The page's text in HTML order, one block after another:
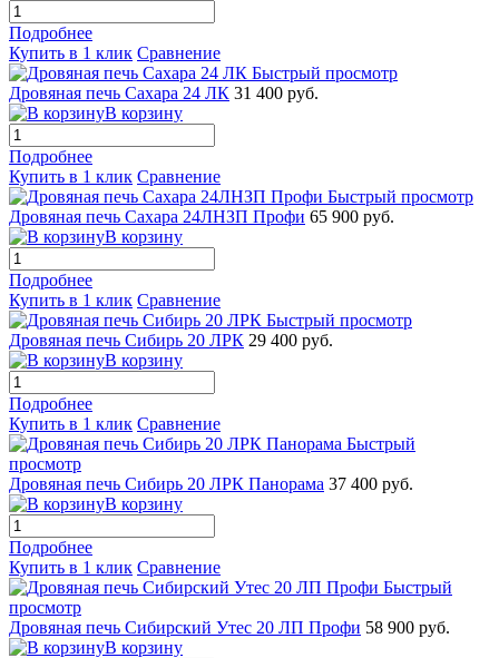
Подробнее
Купить в 1 клик Сравнение
Быстрый просмотр
Дровяная печь Сахара 24 ЛК 31 400 руб.
В корзину
Подробнее
Купить в 1 клик Сравнение
Быстрый просмотр
Дровяная печь Сахара 24ЛНЗП Профи 65 900 руб.
В корзину
Подробнее
Купить в 1 клик Сравнение
Быстрый просмотр
Дровяная печь Сибирь 20 ЛРК 29 400 руб.
В корзину
Подробнее
Купить в 1 клик Сравнение
Быстрый
просмотр
Дровяная печь Сибирь 20 ЛРК Панорама 37 400 руб.
В корзину
Подробнее
Купить в 1 клик Сравнение
Быстрый
просмотр
Дровяная печь Сибирский Утес 20 ЛП Профи 58 900 руб.
В корзину